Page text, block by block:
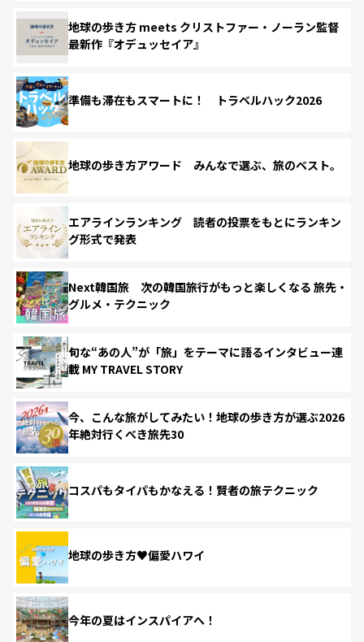
地球の歩き方 meets クリストファー・ノーラン監督
最新作『オデュッセイア』
準備も滞在もスマートに！ トラベルハック2026
地球の歩き方アワード みんなで選ぶ、旅のベスト。
エアラインランキング 読者の投票をもとにランキン
グ形式で発表
Next韓国旅 次の韓国旅行がもっと楽しくなる 旅先・
グルメ・テクニック
旬な“あの人”が「旅」をテーマに語るインタビュー連
載 MY TRAVEL STORY
今、こんな旅がしてみたい！地球の歩き方が選ぶ2026
年絶対行くべき旅先30
コスパもタイパもかなえる！賢者の旅テクニック
地球の歩き方♥偏愛ハワイ
今年の夏はインスパイアへ！